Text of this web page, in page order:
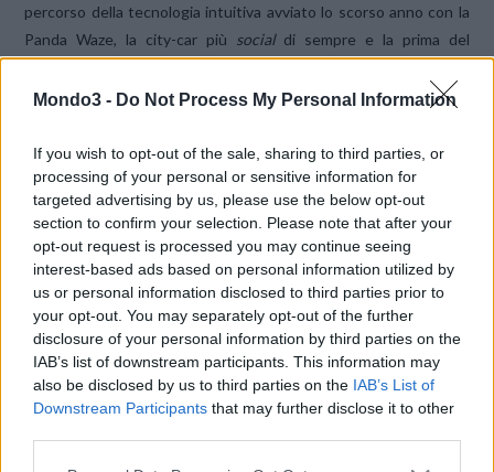
Mondo3 - Do Not Process My Personal Information
If you wish to opt-out of the sale, sharing to third parties, or
processing of your personal or sensitive information for
targeted advertising by us, please use the below opt-out
section to confirm your selection. Please note that after your
opt-out request is processed you may continue seeing
interest-based ads based on personal information utilized by
us or personal information disclosed to third parties prior to
your opt-out. You may separately opt-out of the further
disclosure of your personal information by third parties on the
IAB’s list of downstream participants. This information may
also be disclosed by us to third parties on the IAB’s List of
Downstream Participants that may further disclose it to other
percorso della tecnologia intuitiva avviato lo scorso anno con la
Panda Waze, la city-car più
social di sempre e la prima del
navigazione Waze nell’app “Panda Uconnect”.
consolidare la leadership del modello – solo in Italia dal 2012 è
l’auto più venduta in assoluto – e ad ampliare la sua grande
community composta da 7.5 milioni di possessori e appassionati
che, dal 1980 a oggi, l’hanno scelta come manifesto della “libertà
a quattro ruote”.
Contraddistingue la Panda Connected by Wind illogo specifico
con il numero celebrativo “120” e la scritta “Connected by
Wind”, oltre altrattamento nero lucido per loskid plate, le
maniglie delle porte e i cerchi bicolore da 15″. E per evidenziarne
l’unicità, l’esemplare esposto al salone “veste” una livrea bianca